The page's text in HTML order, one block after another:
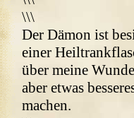
\\\
Der Dämon ist
einer
über meine
aber etwas
machen.